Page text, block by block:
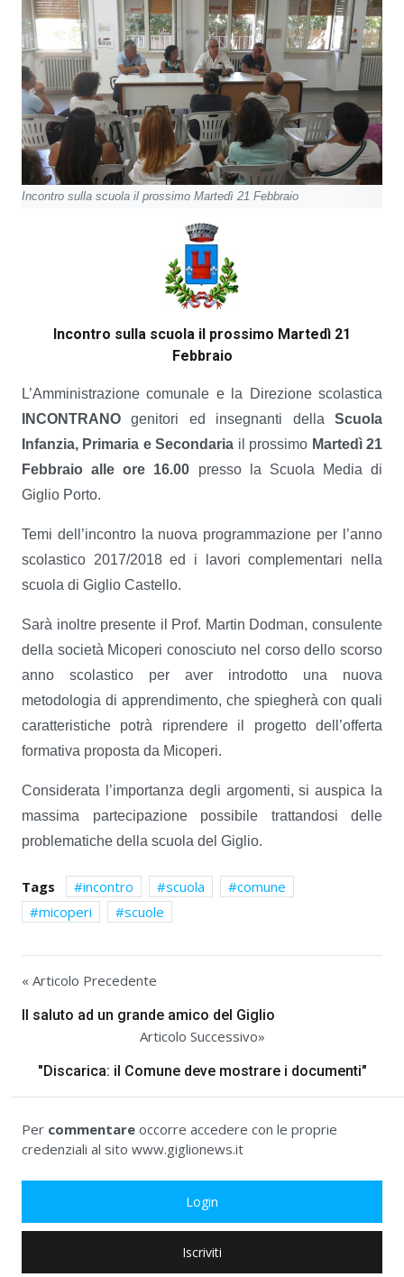
Incontro sulla scuola il prossimo Martedì 21 Febbraio
Incontro sulla scuola il prossimo Martedì 21
Febbraio
L’Amministrazione comunale e la Direzione scolastica
INCONTRANO genitori ed insegnanti della Scuola
Infanzia, Primaria e Secondaria il prossimo Martedì 21
Febbraio alle ore 16.00 presso la Scuola Media di
Giglio Porto.
Temi dell’incontro la nuova programmazione per l’anno
scolastico 2017/2018 ed i lavori complementari nella
scuola di Giglio Castello.
Sarà inoltre presente il Prof. Martin Dodman, consulente
della società Micoperi conosciuto nel corso dello scorso
anno scolastico per aver introdotto una nuova
metodologia di apprendimento, che spiegherà con quali
caratteristiche potrà riprendere il progetto dell’offerta
formativa proposta da Micoperi.
Considerata l’importanza degli argomenti, si auspica la
massima partecipazione possibile trattandosi delle
problematiche della scuola del Giglio.
Tags incontro scuola
comune
micoperi
scuole
« Articolo Precedente
Il saluto ad un grande amico del Giglio
Articolo Successivo»
"Discarica: il Comune deve mostrare i documenti"
Per commentare occorre accedere con le proprie
credenziali al sito www.giglionews.it
Login
Iscriviti